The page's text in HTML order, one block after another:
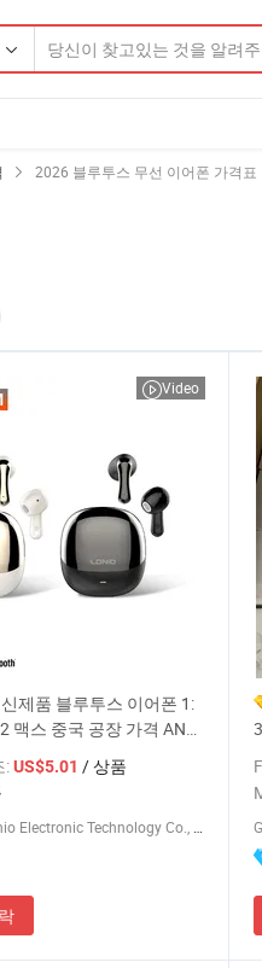
2026 블루투스 무선 이어폰 가격표
Video
제품 블루투스 이어폰 1:
맥스 중국 공장 가격 ANC
폰 TWS
:US$5.01 / 상품